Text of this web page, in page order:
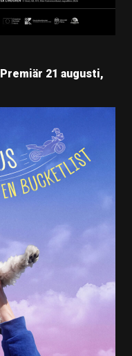
Premiär 21 augusti,